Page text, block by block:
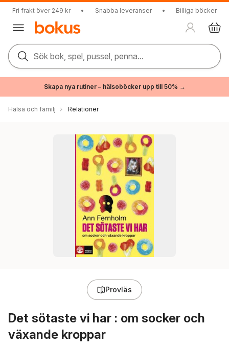
Fri frakt över 249 kr • Snabba leveranser • Billiga böcker
Sök bok, spel, pussel, penna...
Skapa nya rutiner – hälsoböcker upp till 50% →
Hälsa och familj Relationer
Provläs
Det sötaste vi har : om socker och
växande kroppar